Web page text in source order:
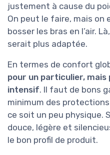
justement à cause du
On peut le faire, mais
bosser les bras en l’air.
serait plus adaptée.
En termes de confort
pour un particulier,
intensif. Il faut de bons
minimum des
ce soit un peu physique.
douce, légère et
le bon profil de produit.